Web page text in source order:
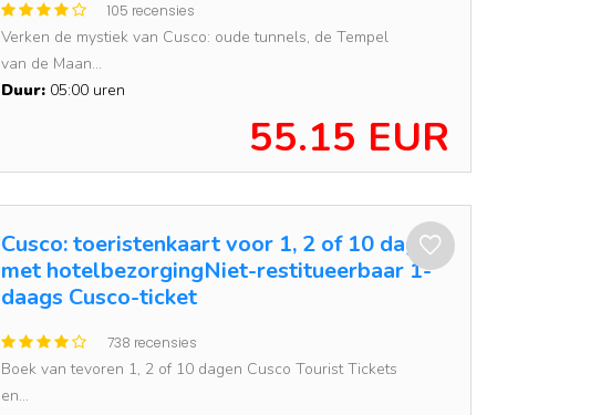
105 recensies
Verken de mystiek van Cusco: oude tunnels, de Tempel
van de Maan...
Duur: 05:00 uren
55.15 EUR
Cusco: toeristenkaart voor 1, 2 of 10 dagen
met hotelbezorgingNiet-restitueerbaar 1-
daags Cusco-ticket
738 recensies
Boek van tevoren 1, 2 of 10 dagen Cusco Tourist Tickets
en...